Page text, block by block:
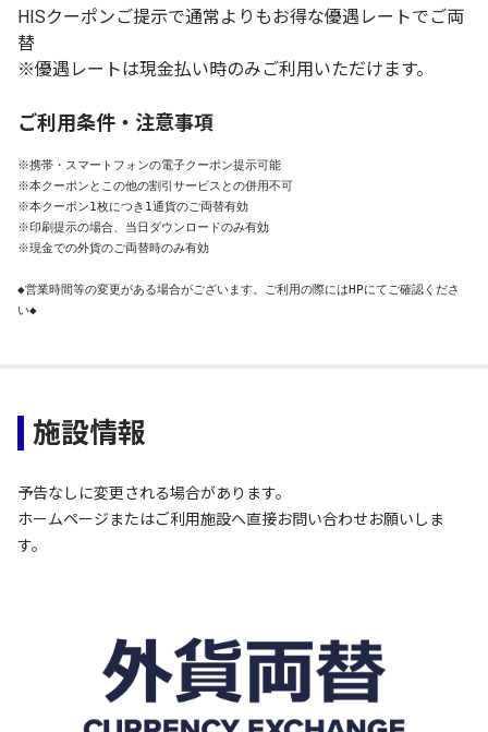
HISクーポンご提示で通常よりもお得な優遇レートでご両
替
※優遇レートは現金払い時のみご利用いただけます。
ご利用条件・注意事項
※携帯・スマートフォンの電子クーポン提示可能
※本クーポンとこの他の割引サービスとの併用不可
※本クーポン1枚につき1通貨のご両替有効
※印刷提示の場合、当日ダウンロードのみ有効
※現金での外貨のご両替時のみ有効
◆営業時間等の変更がある場合がございます。ご利用の際にはHPにてご確認くださ
い◆
施設情報
予告なしに変更される場合があります。
ホームページまたはご利用施設へ直接お問い合わせお願いしま
す。